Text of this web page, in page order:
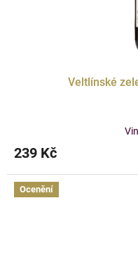
Veltlínské
239 Kč
Ocenění